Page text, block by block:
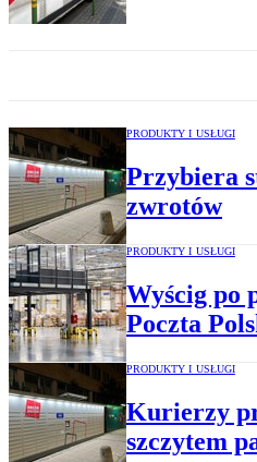
PRODUKTY I USŁUGI
Przybiera
zwrotów
PRODUKTY I USŁUGI
Wyścig po
Poczta
PRODUKTY I USŁUGI
Kurierzy
szczytem